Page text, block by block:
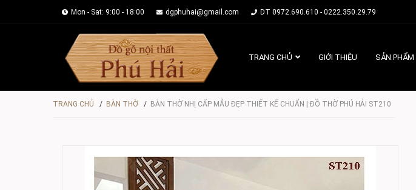
Mon - Sat: 9:00 - 18:00 dgphuhai@gmail.com DT 0972.690.610 - 0222.350.29.79
TRANG CHỦ GIỚI THIỆU SẢN PHẨM
TRANG CHỦ / BÀN THỜ / BÀN THỜ NHỊ CẤP MẪU ĐẸP THIẾT KẾ CHUẨN | ĐỒ THỜ PHÚ HẢI ST210